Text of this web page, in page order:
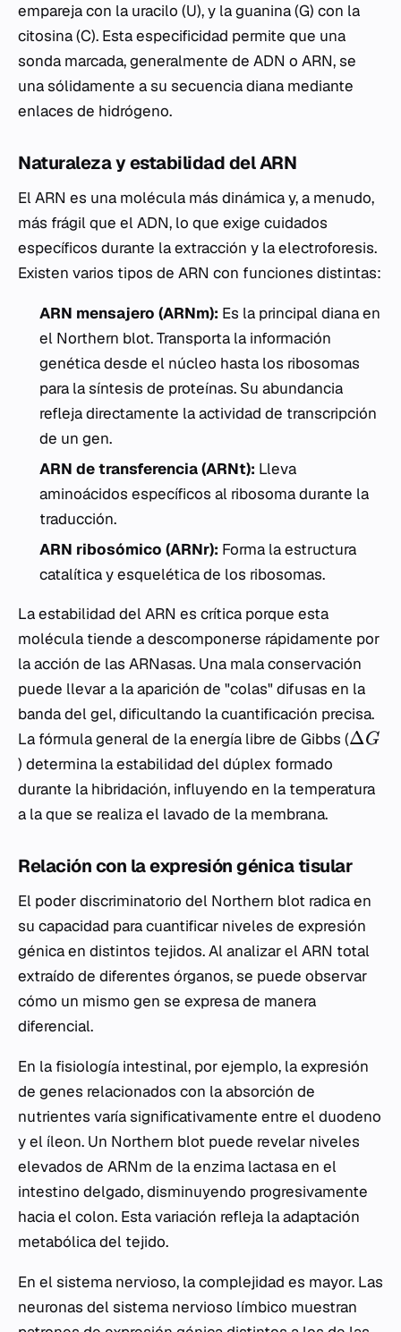
empareja con la uracilo (U), y la guanina (G) con la
citosina (C). Esta especificidad permite que una
sonda marcada, generalmente de ADN o ARN, se
una sólidamente a su secuencia diana mediante
enlaces de hidrógeno.
Naturaleza y estabilidad del ARN
El ARN es una molécula más dinámica y, a menudo,
más frágil que el ADN, lo que exige cuidados
específicos durante la extracción y la electroforesis.
Existen varios tipos de ARN con funciones distintas:
ARN mensajero (ARNm): Es la principal diana en
el Northern blot. Transporta la información
genética desde el núcleo hasta los ribosomas
para la síntesis de proteínas. Su abundancia
refleja directamente la actividad de transcripción
de un gen.
ARN de transferencia (ARNt): Lleva
aminoácidos específicos al ribosoma durante la
traducción.
ARN ribosómico (ARNr): Forma la estructura
catalítica y esquelética de los ribosomas.
La estabilidad del ARN es crítica porque esta
molécula tiende a descomponerse rápidamente por
la acción de las ARNasas. Una mala conservación
puede llevar a la aparición de "colas" difusas en la
banda del gel, dificultando la cuantificación precisa.
La fórmula general de la energía libre de Gibbs (ΔG
) determina la estabilidad del dúplex formado
durante la hibridación, influyendo en la temperatura
a la que se realiza el lavado de la membrana.
Relación con la expresión génica tisular
El poder discriminatorio del Northern blot radica en
su capacidad para cuantificar niveles de expresión
génica en distintos tejidos. Al analizar el ARN total
extraído de diferentes órganos, se puede observar
cómo un mismo gen se expresa de manera
diferencial.
En la fisiología intestinal, por ejemplo, la expresión
de genes relacionados con la absorción de
nutrientes varía significativamente entre el duodeno
y el íleon. Un Northern blot puede revelar niveles
elevados de ARNm de la enzima lactasa en el
intestino delgado, disminuyendo progresivamente
hacia el colon. Esta variación refleja la adaptación
metabólica del tejido.
En el sistema nervioso, la complejidad es mayor. Las
neuronas del sistema nervioso límbico muestran